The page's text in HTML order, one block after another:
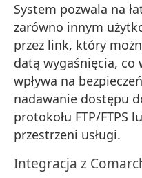
System pozwala na
zarówno innym
przez link, który
datą wygaśnięcia, co
wpływa na
nadawanie dostępu
protokołu FTP/FTPS
przestrzeni usługi.
Integracja z